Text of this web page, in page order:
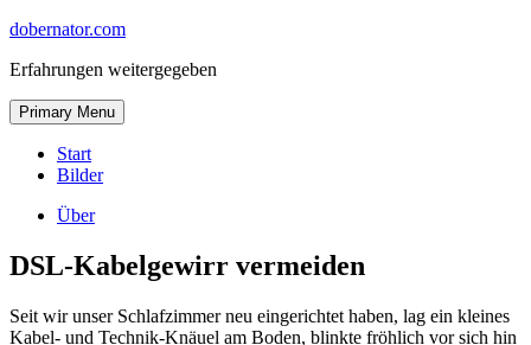
Skip
content
dobernator.com
Erfahrungen weitergegeben
Primary Menu Skip
to
Start
Bilder
Über
DSL-Kabelgewirr vermeiden
Seit wir unser Schlafzimmer neu eingerichtet haben, lag ein kleines
Kabel- und Technik-Knäuel am Boden, blinkte fröhlich vor sich hin